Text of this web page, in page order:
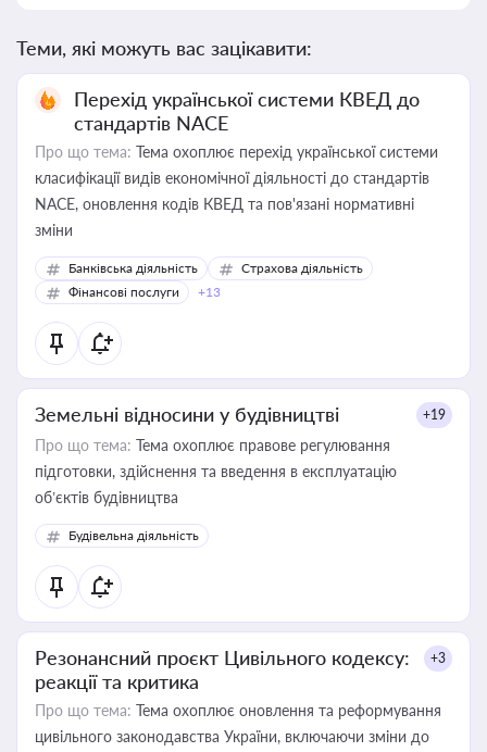
Теми, які можуть вас зацікавити:
Перехід української системи КВЕД до
стандартів NACE
Про що тема: Тема охоплює перехід української системи
класифікації видів економічної діяльності до стандартів
NACE, оновлення кодів КВЕД та пов'язані нормативні
зміни
Банківська діяльність
Страхова діяльність
Фінансові послуги
+13
Земельні відносини у будівництві +19
Про що тема: Тема охоплює правове регулювання
підготовки, здійснення та введення в експлуатацію
об’єктів будівництва
Будівельна діяльність
Резонансний проєкт Цивільного кодексу:
реакції та критика
+3
Про що тема: Тема охоплює оновлення та реформування
цивільного законодавства України, включаючи зміни до